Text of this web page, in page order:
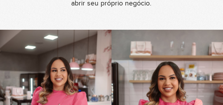
abrir seu próprio negócio.